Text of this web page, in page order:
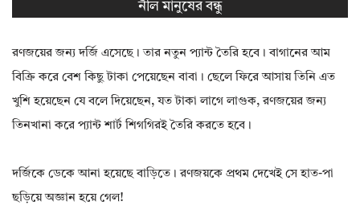
নীল মানুষের বন্ধু
রণজয়ের জন্য দর্জি এসেছে। তার নতুন প্যান্ট তৈরি হবে। বাগানের আম
বিক্রি করে বেশ কিছু টাকা পেয়েছেন বাবা। ছেলে ফিরে আসায় তিনি এত
খুশি হয়েছেন যে বলে দিয়েছেন, যত টাকা লাগে লাগুক, রণজয়ের জন্য
তিনখানা করে প্যান্ট শার্ট শিগগিরই তৈরি করতে হবে।
দর্জিকে ডেকে আনা হয়েছে বাড়িতে। রণজয়কে প্রথম দেখেই সে হাত-পা
ছড়িয়ে অজ্ঞান হয়ে গেল!